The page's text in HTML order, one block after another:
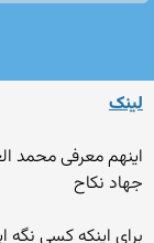
لینک
اینهم معرفی محمد
جهاد نکاح
برای اینکه کسی